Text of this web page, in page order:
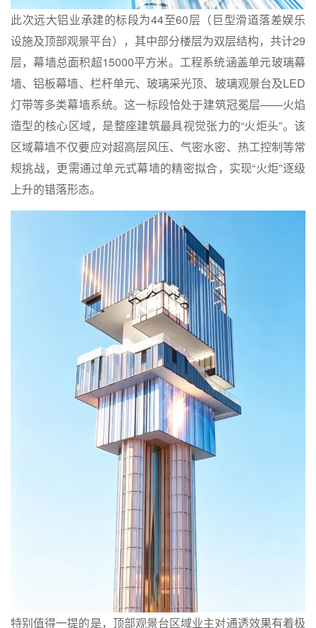
此次远大铝业承建的标段为44至60层（巨型滑道落差娱乐
设施及顶部观景平台），其中部分楼层为双层结构，共计29
层，幕墙总面积超15000平方米。工程系统涵盖单元玻璃幕
墙、铝板幕墙、栏杆单元、玻璃采光顶、玻璃观景台及LED
灯带等多类幕墙系统。这一标段恰处于建筑冠冕层——火焰
造型的核心区域，是整座建筑最具视觉张力的“火炬头”。该
区域幕墙不仅要应对超高层风压、气密水密、热工控制等常
规挑战，更需通过单元式幕墙的精密拟合，实现“火炬”逐级
上升的错落形态。
特别值得一提的是，顶部观景台区域业主对通透效果有着极